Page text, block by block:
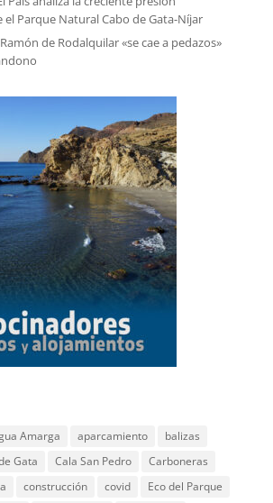
Parque Natural Cabo de Gata-Níjar
de Rodalquilar «se cae a pedazos»
Amarga aparcamiento
balizas
Gata Cala San Pedro
Carboneras
construcción covid
Eco del Parque